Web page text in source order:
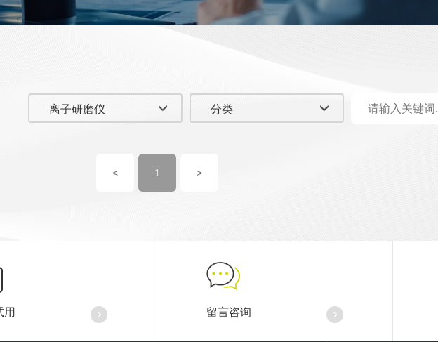
分类
离子研磨仪
< 1 >
用 留言咨询